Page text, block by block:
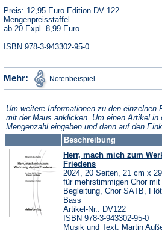
Preis: 12,95 Euro Edition DV 122
Mengenpreisstaffel
ab 20 Expl. 8,99 Euro
ISBN 978-3-943302-95-0
Mehr: Notenbeispiel in
einem
Tab)
Um weitere Informationen zu den einzelnen
mit der Maus anklicken. Um einen Artikel in
Mengenzahl eingeben und dann auf den
Beschreibung
Herr, mach mich zum
Friedens
2024, 20 Seiten, 21 cm x
für mehrstimmigen Chor mit
Begleitung, Chor SATB,
Bass
Artikel-Nr.: DV122
ISBN 978-3-943302-95-0
Musik und Text: Martin